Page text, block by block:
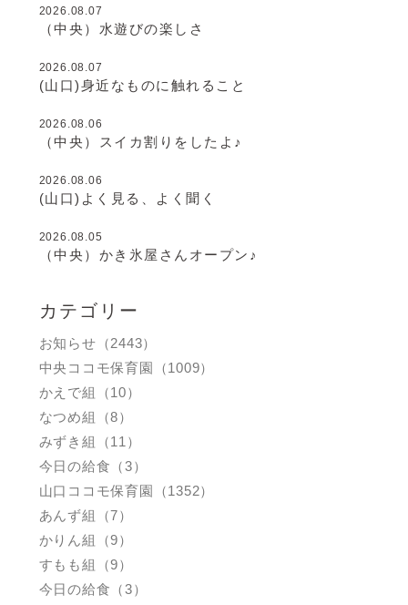
2026.08.07
（中央）水遊びの楽しさ
2026.08.07
(山口)身近なものに触れること
2026.08.06
（中央）スイカ割りをしたよ♪
2026.08.06
(山口)よく見る、よく聞く
2026.08.05
（中央）かき氷屋さんオープン♪
カテゴリー
お知らせ（2443）
中央ココモ保育園（1009）
かえで組（10）
なつめ組（8）
みずき組（11）
今日の給食（3）
山口ココモ保育園（1352）
あんず組（7）
かりん組（9）
すもも組（9）
今日の給食（3）